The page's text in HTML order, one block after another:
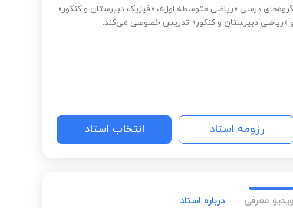
درسی «ریاضی متوسطه اول»، «فیزیک دبیرستان و کنکور»
و «ریاضی دبیرستان و کنکور» تدریس خصوصی می‌کند.
رزومه استاد انتخاب استاد
ویدیو معرفی درباره استاد